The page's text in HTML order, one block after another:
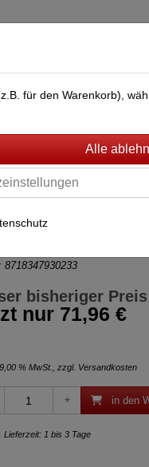
8718347930233
bisheriger
nur 71,96 €
% MwSt., zzgl. Versandkosten
in den
Lieferzeit: 1 bis 3 Tage
für den Warenkorb),